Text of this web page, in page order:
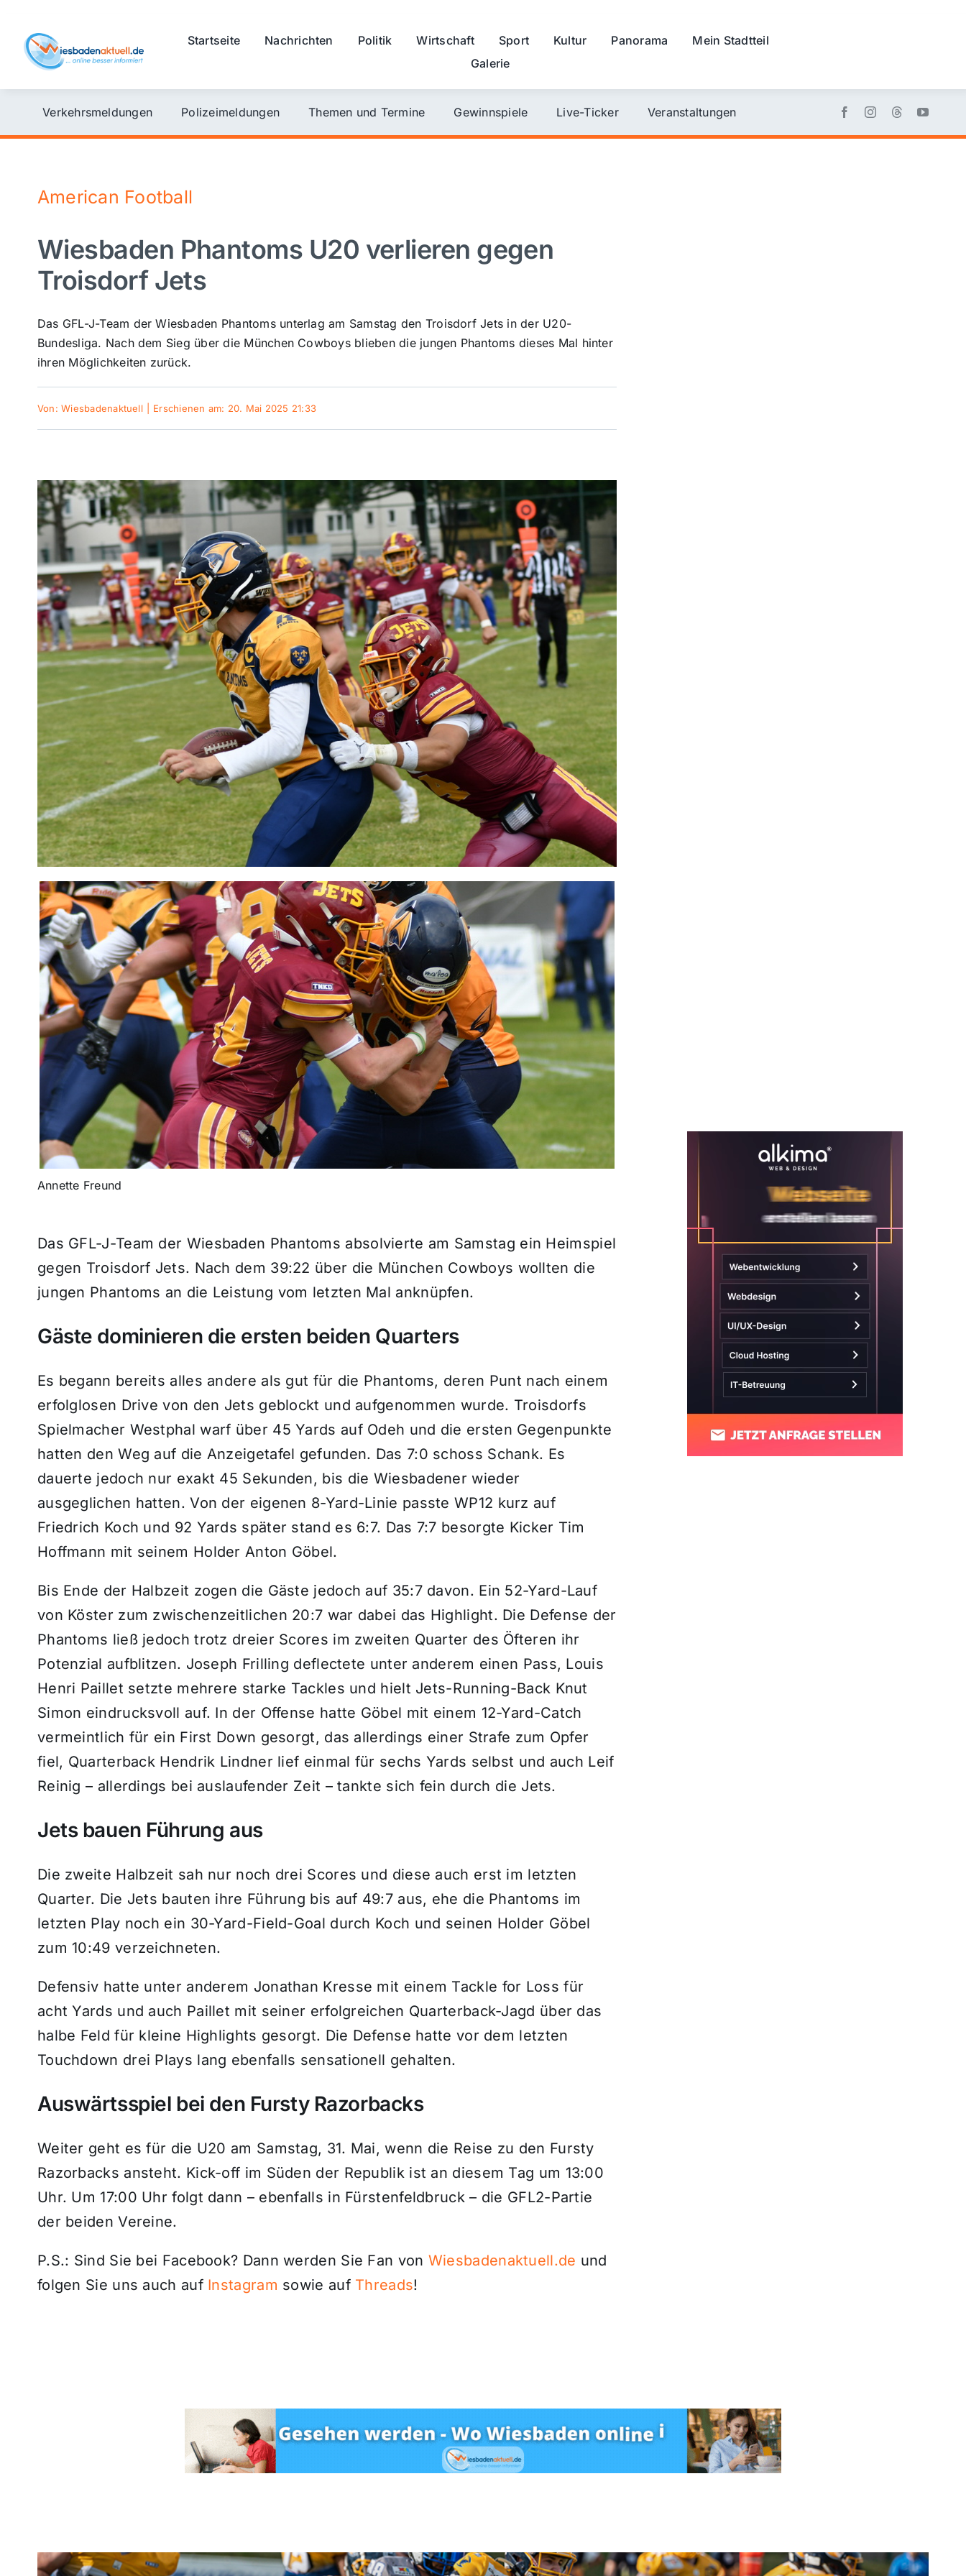
content
Startseite Nachrichten Politik Wirtschaft Sport Kultur Panorama
Mein Stadtteil
Galerie
Verkehrsmeldungen Polizeimeldungen Themen und Termine Gewinnspiele Live-Ticker Veranstaltungen
American Football
Wiesbaden Phantoms U20 verlieren gegen
Troisdorf Jets
Das GFL-J-Team der Wiesbaden Phantoms unterlag am Samstag den Troisdorf Jets in der U20-
Bundesliga. Nach dem Sieg über die München Cowboys blieben die jungen Phantoms dieses Mal hinter
ihren Möglichkeiten zurück.
Von:Wiesbadenaktuell Erschienen am: 20. Mai 2025 21:33
Annette Freund
Das GFL-J-Team der Wiesbaden Phantoms absolvierte am Samstag ein Heimspiel
gegen Troisdorf Jets. Nach dem 39:22 über die München Cowboys wollten die
jungen Phantoms an die Leistung vom letzten Mal anknüpfen.
Gäste dominieren die ersten beiden Quarters
Es begann bereits alles andere als gut für die Phantoms, deren Punt nach einem
erfolglosen Drive von den Jets geblockt und aufgenommen wurde. Troisdorfs
Spielmacher Westphal warf über 45 Yards auf Odeh und die ersten Gegenpunkte
hatten den Weg auf die Anzeigetafel gefunden. Das 7:0 schoss Schank. Es
dauerte jedoch nur exakt 45 Sekunden, bis die Wiesbadener wieder
ausgeglichen hatten. Von der eigenen 8-Yard-Linie passte WP12 kurz auf
Friedrich Koch und 92 Yards später stand es 6:7. Das 7:7 besorgte Kicker Tim
Hoffmann mit seinem Holder Anton Göbel.
Bis Ende der Halbzeit zogen die Gäste jedoch auf 35:7 davon. Ein 52-Yard-Lauf
von Köster zum zwischenzeitlichen 20:7 war dabei das Highlight. Die Defense der
Phantoms ließ jedoch trotz dreier Scores im zweiten Quarter des Öfteren ihr
Potenzial aufblitzen. Joseph Frilling deflectete unter anderem einen Pass, Louis
Henri Paillet setzte mehrere starke Tackles und hielt Jets-Running-Back Knut
Simon eindrucksvoll auf. In der Offense hatte Göbel mit einem 12-Yard-Catch
vermeintlich für ein First Down gesorgt, das allerdings einer Strafe zum Opfer
fiel, Quarterback Hendrik Lindner lief einmal für sechs Yards selbst und auch Leif
Reinig – allerdings bei auslaufender Zeit – tankte sich fein durch die Jets.
Jets bauen Führung aus
Die zweite Halbzeit sah nur noch drei Scores und diese auch erst im letzten
Quarter. Die Jets bauten ihre Führung bis auf 49:7 aus, ehe die Phantoms im
letzten Play noch ein 30-Yard-Field-Goal durch Koch und seinen Holder Göbel
zum 10:49 verzeichneten.
Defensiv hatte unter anderem Jonathan Kresse mit einem Tackle for Loss für
acht Yards und auch Paillet mit seiner erfolgreichen Quarterback-Jagd über das
halbe Feld für kleine Highlights gesorgt. Die Defense hatte vor dem letzten
Touchdown drei Plays lang ebenfalls sensationell gehalten.
Auswärtsspiel bei den Fursty Razorbacks
Weiter geht es für die U20 am Samstag, 31. Mai, wenn die Reise zu den Fursty
Razorbacks ansteht. Kick-off im Süden der Republik ist an diesem Tag um 13:00
Uhr. Um 17:00 Uhr folgt dann – ebenfalls in Fürstenfeldbruck – die GFL2-Partie
der beiden Vereine.
P.S.: Sind Sie bei Facebook? Dann werden Sie Fan von Wiesbadenaktuell.de und
folgen Sie uns auch auf Instagram sowie auf Threads!